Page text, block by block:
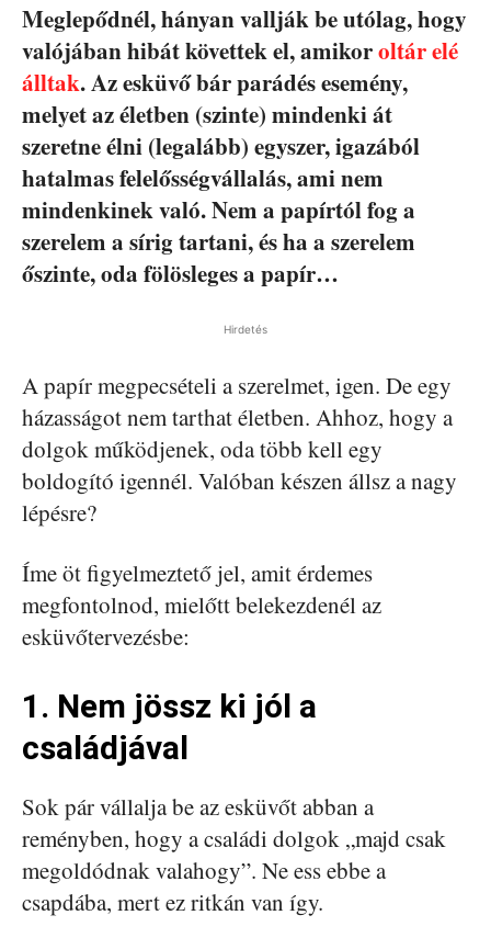
Meglepődnél, hányan vallják be utólag, hogy
valójában hibát követtek el, amikoroltár elé
álltak. Az esküvő bár parádés esemény,
melyet az életben (szinte) mindenki át
szeretne élni (legalább) egyszer, igazából
hatalmas felelősségvállalás, ami nem
mindenkinek való. Nem a papírtól fog a
szerelem a sírig tartani, és ha a szerelem
őszinte, oda fölösleges a papír…
Hirdetés
A papír megpecsételi a szerelmet, igen. De egy
házasságot nem tarthat életben. Ahhoz, hogy a
dolgok működjenek, oda több kell egy
boldogító igennél. Valóban készen állsz a nagy
lépésre?
Íme öt figyelmeztető jel, amit érdemes
megfontolnod, mielőtt belekezdenél az
esküvőtervezésbe:
1. Nem jössz ki jól a
családjával
Sok pár vállalja be az esküvőt abban a
reményben, hogy a családi dolgok „majd csak
megoldódnak valahogy”. Ne ess ebbe a
csapdába, mert ez ritkán van így.